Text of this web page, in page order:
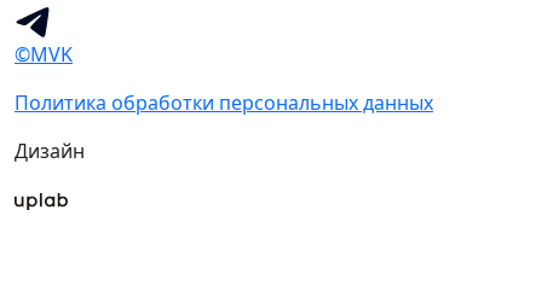
©MVK
Политика обработки персональных данных
Дизайн